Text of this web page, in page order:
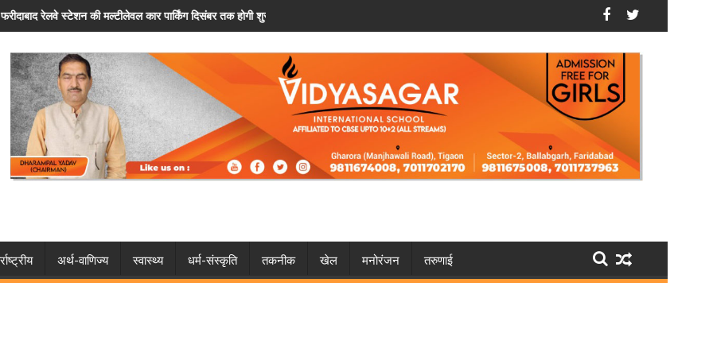
कार पार्किंग दिसंबर तक होगी शुरू फरीदाबाद: पैसों के विवाद ने लिया खतरनाक मोड़, चचेरे भाई के घर में लगा दी आग फरीदाबाद: भूपानी में मौसी की चाकू मारकर हत्या करने वाले
अर्थ-वाणिज्य स्वास्थ्य धर्म-संस्कृति तकनीक खेल मनोरंजन तरुणाई